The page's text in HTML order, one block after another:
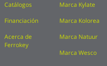
Catálogos
Financiación
Acerca de
Ferrokey
Marca Kylate
Marca Kolorea
Marca Natuur
Marca Wesco